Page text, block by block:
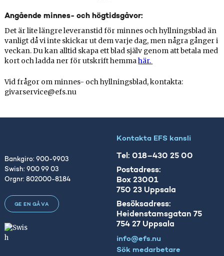
Angående minnes- och högtidsgåvor:
Det är lite längre leveranstid för minnes och hyllningsblad än
vanligt då vi inte skickar ut dem varje dag, men några gånger i
veckan. Du kan alltid skapa ett blad själv genom att betala med
kort och ladda ner för utskrift hemmahär.
Vid frågor om minnes- och hyllningsblad, kontakta:
givarservice@efs.nu
Bankgiro: 900-9903
Swish: 900 99 03
Orgnr: 802000-8184
GE EN GÅVA
Kontakta EFS kansli
Tel: 018–430 25 00
Postadress:
Box 23001
750 23 Uppsala
Besöksadress:
Heidenstamsgatan 75
754 27 Uppsala
info@efs.nu
Sök medarbetare